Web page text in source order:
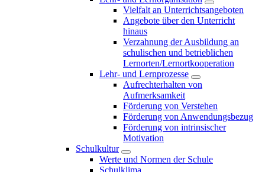
Vielfalt an Unterrichtsangeboten
Angebote über den Unterricht
hinaus
Verzahnung der Ausbildung an
schulischen und betrieblichen
Lernorten/Lernortkooperation
Lehr- und Lernprozesse
Aufrechterhalten von
Aufmerksamkeit
Förderung von Verstehen
Förderung von Anwendungsbezug
Förderung von intrinsischer
Motivation
Schulkultur
Werte und Normen der Schule
Schulklima